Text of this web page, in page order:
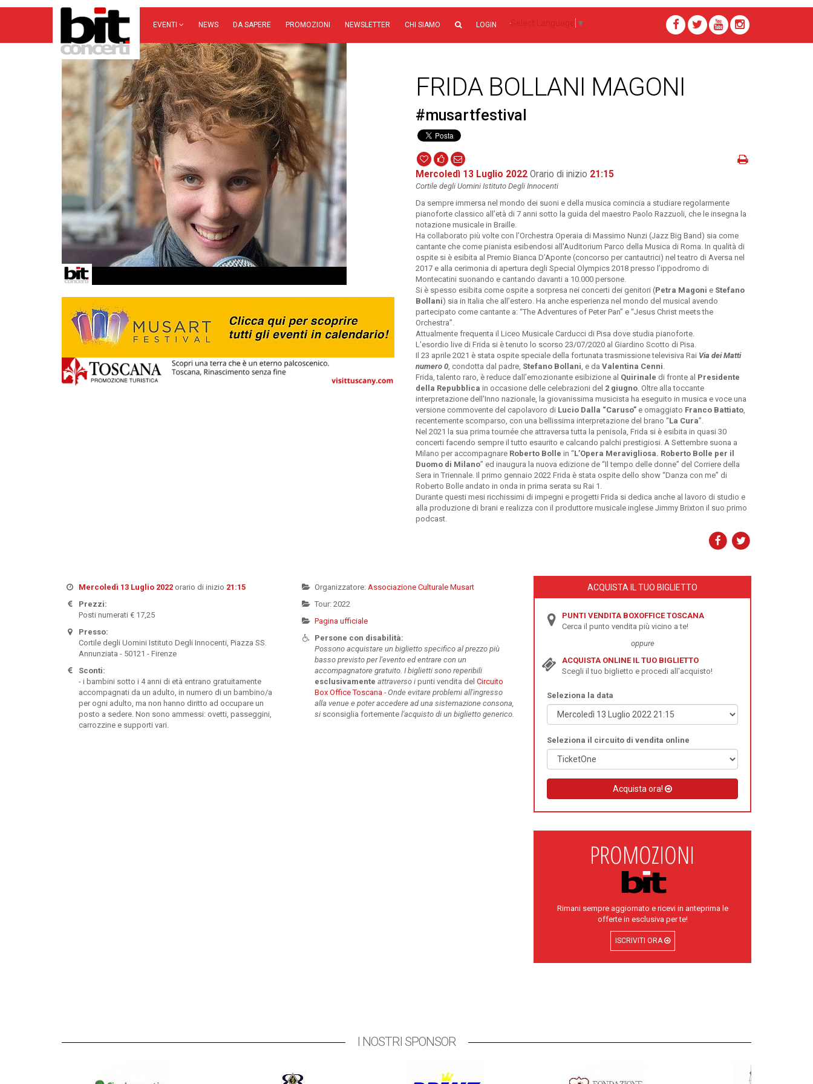
EVENTI NEWS DA SAPERE PROMOZIONI NEWSLETTER CHI SIAMO LOGIN ▼
FRIDA BOLLANI MAGONI
#musartfestival
Mercoledì 13 Luglio 2022 Orario di inizio 21:15
Cortile degli Uomini Istituto Degli Innocenti
Da sempre immersa nel mondo dei suoni e della musica comincia a studiare regolarmente
pianoforte classico all’età di 7 anni sotto la guida del maestro Paolo Razzuoli, che le insegna la
notazione musicale in Braille.
Ha collaborato più volte con l’Orchestra Operaia di Massimo Nunzi (Jazz Big Band) sia come
cantante che come pianista esibendosi all'Auditorium Parco della Musica di Roma. In qualità di
ospite si è esibita al Premio Bianca D’Aponte (concorso per cantautrici) nel teatro di Aversa nel
2017 e alla cerimonia di apertura degli Special Olympics 2018 presso l’ippodromo di
Montecatini suonando e cantando davanti a 10.000 persone.
Si è spesso esibita come ospite a sorpresa nei concerti dei genitori (Petra Magoni e Stefano
Bollani) sia in Italia che all’estero. Ha anche esperienza nel mondo del musical avendo
partecipato come cantante a: “The Adventures of Peter Pan” e “Jesus Christ meets the
Orchestra”.
Attualmente frequenta il Liceo Musicale Carducci di Pisa dove studia pianoforte.
L'esordio live di Frida si è tenuto lo scorso 23/07/2020 al Giardino Scotto di Pisa.
Il 23 aprile 2021 è stata ospite speciale della fortunata trasmissione televisiva Rai Via dei Matti
numero 0, condotta dal padre, Stefano Bollani, e da Valentina Cenni.
Frida, talento raro, è reduce dall’emozionante esibizione al Quirinale di fronte al Presidente
della Repubblica in occasione delle celebrazioni del 2 giugno. Oltre alla toccante
interpretazione dell'Inno nazionale, la giovanissima musicista ha eseguito in musica e voce una
versione commovente del capolavoro di Lucio Dalla “Caruso” e omaggiato Franco Battiato,
recentemente scomparso, con una bellissima interpretazione del brano “La Cura”.
Nel 2021 la sua prima tournée che attraversa tutta la penisola, Frida si è esibita in quasi 30
concerti facendo sempre il tutto esaurito e calcando palchi prestigiosi. A Settembre suona a
Milano per accompagnare Roberto Bolle in “L’Opera Meravigliosa. Roberto Bolle per il
Duomo di Milano” ed inaugura la nuova edizione de “Il tempo delle donne” del Corriere della
Sera in Triennale. Il primo gennaio 2022 Frida è stata ospite dello show “Danza con me” di
Roberto Bolle andato in onda in prima serata su Rai 1.
Durante questi mesi ricchissimi di impegni e progetti Frida si dedica anche al lavoro di studio e
alla produzione di brani e realizza con il produttore musicale inglese Jimmy Brixton il suo primo
podcast.
Mercoledì 13 Luglio 2022orario di inizio 21:15
Prezzi:
Posti numerati € 17,25
Presso:
Cortile degli Uomini Istituto Degli Innocenti, Piazza SS.
Annunziata - 50121 - Firenze
Sconti:
- i bambini sotto i 4 anni di età entrano gratuitamente
accompagnati da un adulto, in numero di un bambino/a
per ogni adulto, ma non hanno diritto ad occupare un
posto a sedere. Non sono ammessi: ovetti, passeggini,
carrozzine e supporti vari.
Organizzatore: Associazione Culturale Musart
Tour: 2022
Pagina ufficiale
Persone con disabilità:
Possono acquistare un biglietto specifico al prezzo più
basso previsto per l'evento ed entrare con un
accompagnatore gratuito. I biglietti sono reperibili
esclusivamente attraverso i punti vendita del Circuito
Box Office Toscana -Onde evitare problemi all'ingresso
alla venue e poter accedere ad una sistemazione consona,
si sconsiglia fortemente l'acquisto di un biglietto generico.
ACQUISTA IL TUO BIGLIETTO
PUNTI VENDITA BOXOFFICE TOSCANA
Cerca il punto vendita più vicino a te!
oppure
ACQUISTA ONLINE IL TUO BIGLIETTO
Scegli il tuo biglietto e procedi all'acquisto!
Seleziona la data
Seleziona il circuito di vendita online
Acquista ora!
Rimani sempre aggiornato e ricevi in anteprima le
offerte in esclusiva per te!
ISCRIVITI ORA
I NOSTRI SPONSOR